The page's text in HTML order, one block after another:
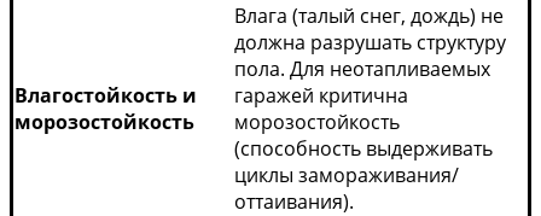
Влагостойкость и
морозостойкость
Влага (талый снег, дождь) не
должна разрушать структуру
пола. Для неотапливаемых
гаражей критична
морозостойкость
(способность выдерживать
циклы замораживания/
оттаивания).